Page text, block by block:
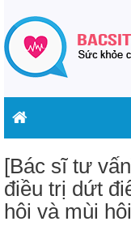
[Bác sĩ tư
điều trị dứt
hôi và mùi